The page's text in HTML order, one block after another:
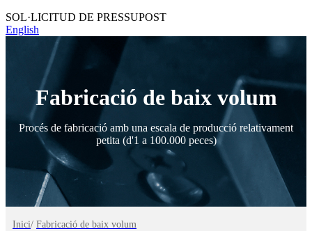
SOL·LICITUD DE PRESSUPOST
English
Fabricació de baix volum
Procés de fabricació amb una escala de producció relativament
petita (d'1 a 100.000 peces)
Inici/ Fabricació de baix volum